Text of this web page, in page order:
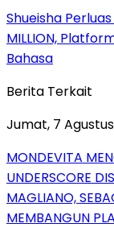
Shueisha
MILLION,
Bahasa
Berita Terkait
Jumat, 7
MONDEVITA
UNDERSCORE
MAGLIANO,
MEMBANGUN